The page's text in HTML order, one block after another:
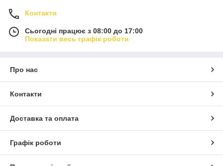
Контакти
Сьогодні працює з 08:00 до 17:00
Показати весь графік роботи
Про нас
Контакти
Доставка та оплата
Графік роботи